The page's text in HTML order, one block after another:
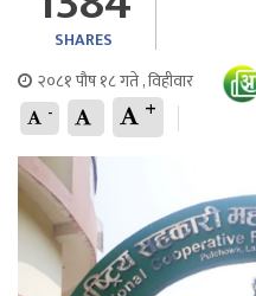
SHARES
२०८१ पौष १८ गते , विहीवार
- +